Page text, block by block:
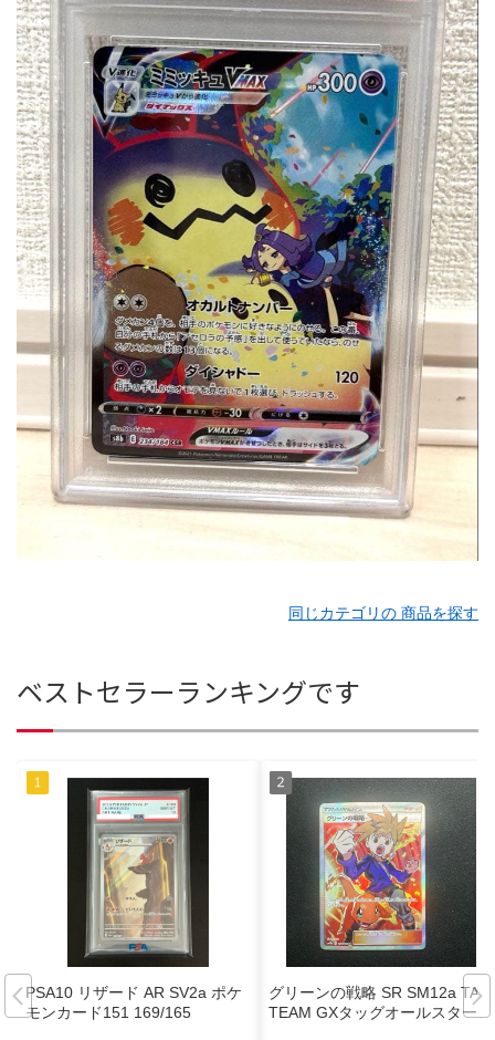
同じカテゴリの 商品を探す
ベストセラーランキングです
PSA10 リザード AR SV2a ポケ
モンカード151 169/165
グリーンの戦略 SR SM12a TAG
TEAM GXタッグオールスターズ